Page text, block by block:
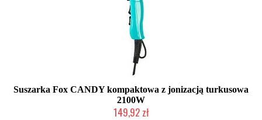
Suszarka Fox CANDY kompaktowa z jonizacją turkusowa
2100W
149,92 zł